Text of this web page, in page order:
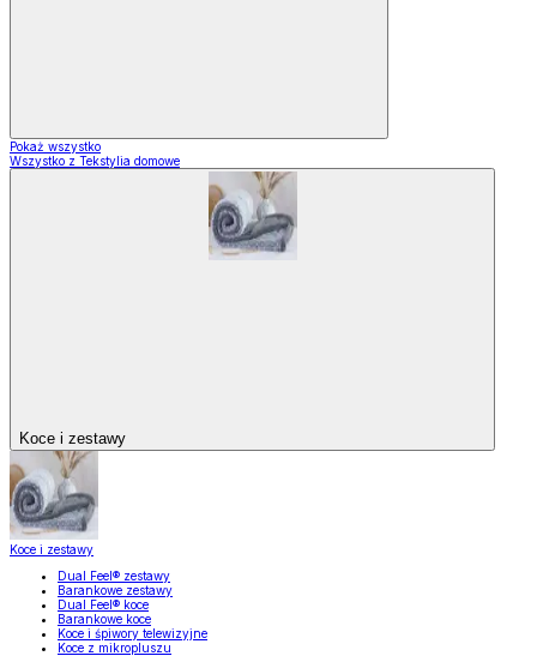
Pokaż wszystko
Wszystko z Tekstylia domowe
Koce i zestawy
Koce i zestawy
Dual Feel® zestawy
Barankowe zestawy
Dual Feel® koce
Barankowe koce
Koce i śpiwory telewizyjne
Koce z mikropluszu